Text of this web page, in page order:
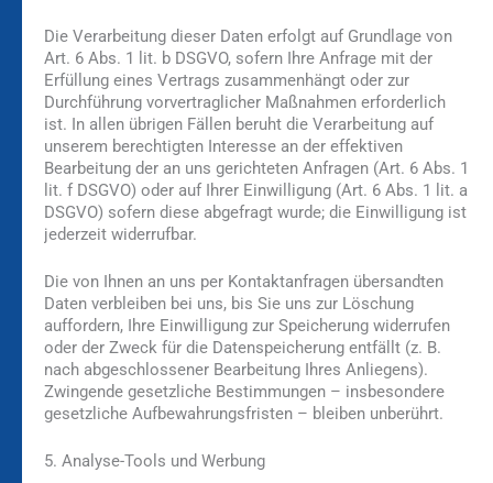
Die Verarbeitung dieser Daten erfolgt auf Grundlage von
Art. 6 Abs. 1 lit. b DSGVO, sofern Ihre Anfrage mit der
Erfüllung eines Vertrags zusammenhängt oder zur
Durchführung vorvertraglicher Maßnahmen erforderlich
ist. In allen übrigen Fällen beruht die Verarbeitung auf
unserem berechtigten Interesse an der effektiven
Bearbeitung der an uns gerichteten Anfragen (Art. 6 Abs. 1
lit. f DSGVO) oder auf Ihrer Einwilligung (Art. 6 Abs. 1 lit. a
DSGVO) sofern diese abgefragt wurde; die Einwilligung ist
jederzeit widerrufbar.
Die von Ihnen an uns per Kontaktanfragen übersandten
Daten verbleiben bei uns, bis Sie uns zur Löschung
auffordern, Ihre Einwilligung zur Speicherung widerrufen
oder der Zweck für die Datenspeicherung entfällt (z. B.
nach abgeschlossener Bearbeitung Ihres Anliegens).
Zwingende gesetzliche Bestimmungen – insbesondere
gesetzliche Aufbewahrungsfristen – bleiben unberührt.
5. Analyse-Tools und Werbung